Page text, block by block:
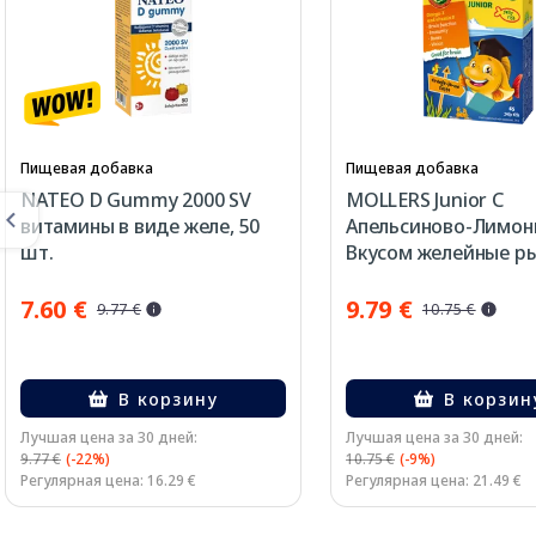
Пищевая добавка
NATEO D Gummy 2000 SV
витамины в виде желе, 50
шт.
7.60 € 9.77 €
В корзину
Лучшая цена за 30 дней:
9.77 € (-22%)
Регулярная цена: 16.29 €
Пищевая добавка
MOLLERS Junior C
Апельсиново-
Вкусом желейные
9.79 € 10.75 €
В
Лучшая цена за 30 дней:
10.75 € (-9%)
Регулярная цена: 21.49 €